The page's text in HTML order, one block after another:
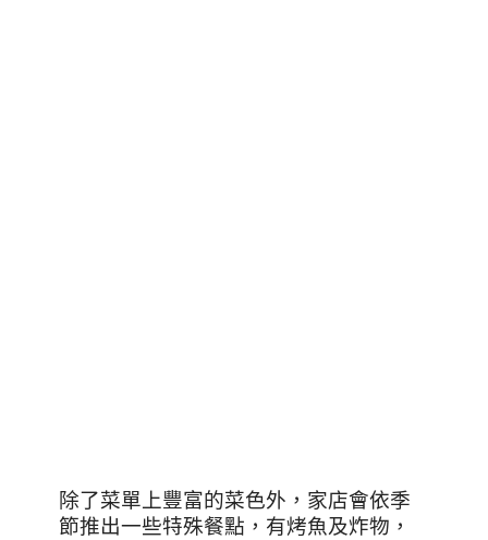
除了菜單上豐富的菜色外，家店會依季
節推出一些特殊餐點，有烤魚及炸物，